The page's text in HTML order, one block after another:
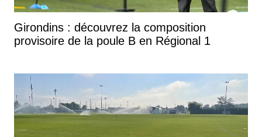
Girondins : découvrez la composition
provisoire de la poule B en Régional 1